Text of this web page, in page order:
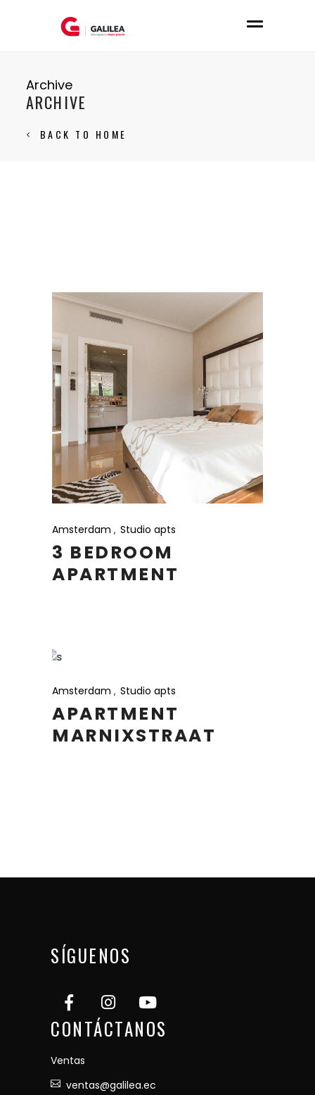
Archive
ARCHIVE
BACK TO HOME
Amsterdam Studio apts
3 BEDROOM
APARTMENT
Amsterdam Studio apts
APARTMENT
MARNIXSTRAAT
SÍGUENOS
CONTÁCTANOS
Ventas
ventas@galilea.ec